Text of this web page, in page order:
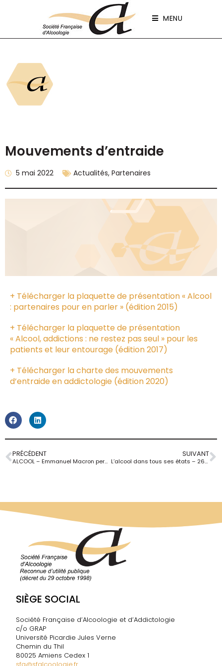
Panneau de gestion des cookies
MENU
Mouvements d’entraide
5 mai 2022 Actualités, Partenaires
+ Télécharger la plaquette de présentation « Alcool
: partenaires pour en parler » (édition 2015)
+ Télécharger la plaquette de présentation
« Alcool, addictions : ne restez pas seul » pour les
patients et leur entourage (édition 2017)
+ Télécharger la charte des mouvements
d’entraide en addictologie (édition 2020)
PRÉCÉDENT
ALCOOL – Emmanuel Macron persiste et signe dans les conflits d’intérêts
SUIVANT
L’alcool dans tous ses états – 26es Rencontres professionnelles du RESPADD
SIÈGE SOCIAL
Société Française d’Alcoologie et d’Addictologie
c/o GRAP
Université Picardie Jules Verne
Chemin du Thil
80025 Amiens Cedex 1